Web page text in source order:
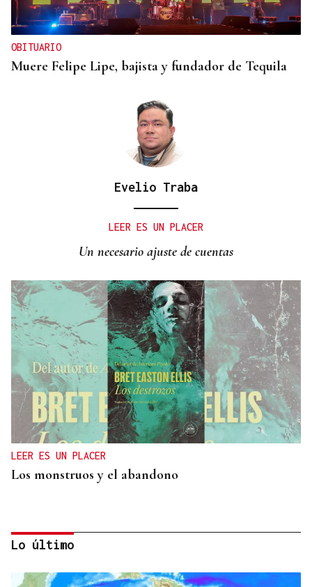
OBITUARIO
Muere Felipe Lipe, bajista y fundador de Tequila
Evelio Traba
LEER ES UN PLACER
Un necesario ajuste de cuentas
LEER ES UN PLACER
Los monstruos y el abandono
Lo último